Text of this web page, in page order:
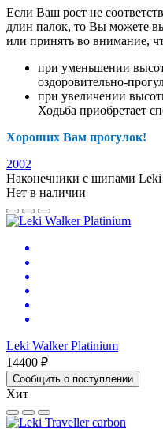
Если Ваш рост не
длин палок, то Вы можете
или принять во внимание,
при уменьшении
оздоровительно-
при увеличении
Ходьба приобретает
Хороших Вам прогулок!
2002
Наконечники с шипами Leki
Нет в наличии
Leki Walker Platinium
14400 ₽
Сообщить о поступлении
Хит